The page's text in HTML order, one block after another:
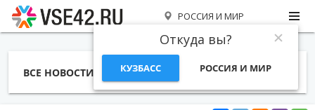
РОССИЯ И МИР
Откуда вы?
КУЗБАСС РОССИЯ И МИР
ВСЕ НОВОСТИ СТАТЬИ ТЕМЫ ФОТО